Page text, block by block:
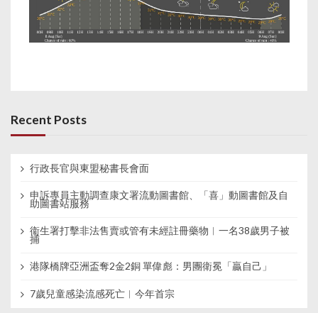
Recent Posts
行政長官與東盟秘書長會面
申訴專員主動調查康文署流動圖書館、「喜」動圖書館及自
助圖書站服務
衞生署打擊非法售賣或管有未經註冊藥物︱一名38歲男子被
捕
港隊橋牌亞洲盃奪2金2銅 單偉彪：男團衛冕「贏自己」
7歲兒童感染流感死亡︱今年首宗